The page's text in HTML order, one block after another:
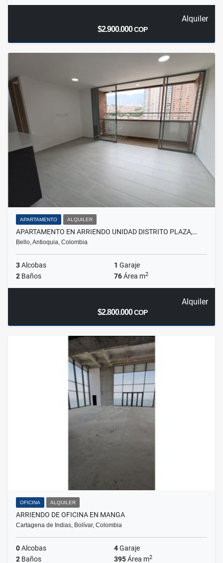
Alquiler
$2.900.000COP
APARTAMENTO ALQUILER
APARTAMENTO EN ARRIENDO UNIDAD DISTRITO PLAZA,…
Bello, Antioquia, Colombia
3Alcobas 1 Garaje
2 Baños 76Área m2
Alquiler
$2.800.000COP
OFICINA ALQUILER
ARRIENDO DE OFICINA EN MANGA
Cartagena de Indias, Bolívar, Colombia
0Alcobas 4Garaje
2 Baños 395Área m2